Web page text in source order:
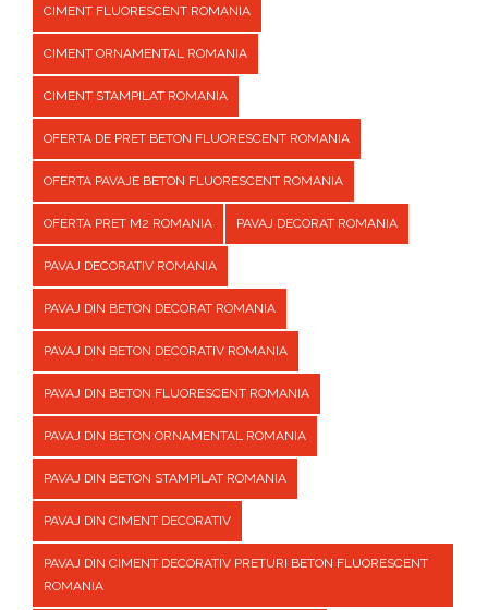
CIMENT FLUORESCENT ROMANIA
CIMENT ORNAMENTAL ROMANIA
CIMENT STAMPILAT ROMANIA
OFERTA DE PRET BETON FLUORESCENT ROMANIA
OFERTA PAVAJE BETON FLUORESCENT ROMANIA
OFERTA PRET M2 ROMANIA PAVAJ DECORAT ROMANIA
PAVAJ DECORATIV ROMANIA
PAVAJ DIN BETON DECORAT ROMANIA
PAVAJ DIN BETON DECORATIV ROMANIA
PAVAJ DIN BETON FLUORESCENT ROMANIA
PAVAJ DIN BETON ORNAMENTAL ROMANIA
PAVAJ DIN BETON STAMPILAT ROMANIA
PAVAJ DIN CIMENT DECORATIV
PAVAJ DIN CIMENT DECORATIV PRETURI BETON FLUORESCENT
ROMANIA